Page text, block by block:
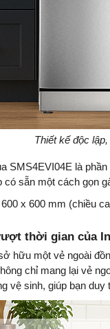
Thiết kế độc
SMS4EVI04E là
có sẵn một cách gọn
x 600 mm (chiều
thời gian của
hữu một vẻ ngoài
chỉ mang lại vẻ
vệ sinh, giúp bạn